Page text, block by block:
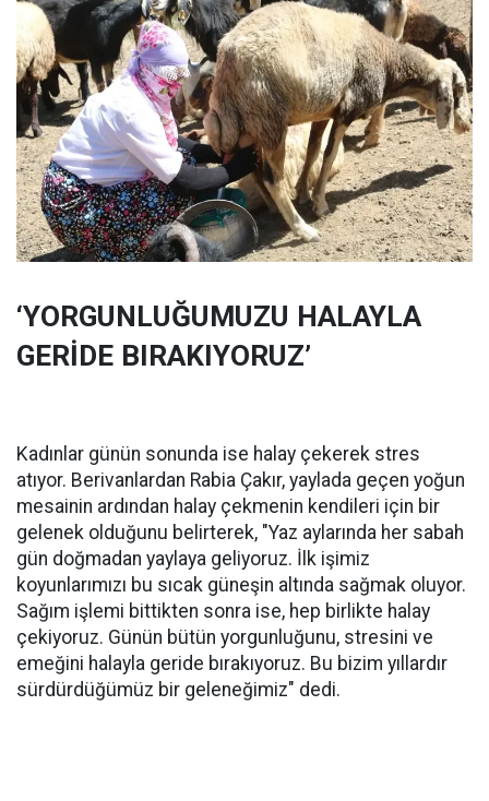
‘YORGUNLUĞUMUZU HALAYLA
GERİDE BIRAKIYORUZ’
Kadınlar günün sonunda ise halay çekerek stres
atıyor. Berivanlardan Rabia Çakır, yaylada geçen yoğun
mesainin ardından halay çekmenin kendileri için bir
gelenek olduğunu belirterek, "Yaz aylarında her sabah
gün doğmadan yaylaya geliyoruz. İlk işimiz
koyunlarımızı bu sıcak güneşin altında sağmak oluyor.
Sağım işlemi bittikten sonra ise, hep birlikte halay
çekiyoruz. Günün bütün yorgunluğunu, stresini ve
emeğini halayla geride bırakıyoruz. Bu bizim yıllardır
sürdürdüğümüz bir geleneğimiz" dedi.